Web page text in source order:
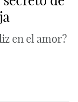
en el amor?